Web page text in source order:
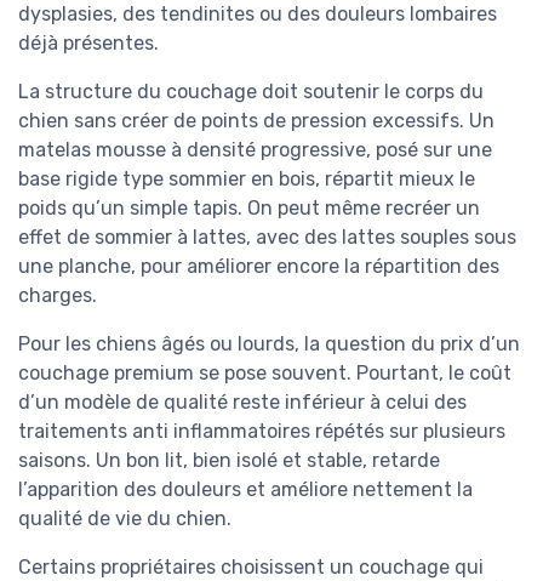
dysplasies, des tendinites ou des douleurs lombaires
déjà présentes.
La structure du couchage doit soutenir le corps du
chien sans créer de points de pression excessifs. Un
matelas mousse à densité progressive, posé sur une
base rigide type sommier en bois, répartit mieux le
poids qu’un simple tapis. On peut même recréer un
effet de sommier à lattes, avec des lattes souples sous
une planche, pour améliorer encore la répartition des
charges.
Pour les chiens âgés ou lourds, la question du prix d’un
couchage premium se pose souvent. Pourtant, le coût
d’un modèle de qualité reste inférieur à celui des
traitements anti inflammatoires répétés sur plusieurs
saisons. Un bon lit, bien isolé et stable, retarde
l’apparition des douleurs et améliore nettement la
qualité de vie du chien.
Certains propriétaires choisissent un couchage qui